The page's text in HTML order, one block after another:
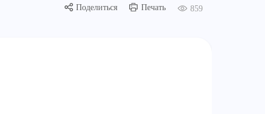
Поделиться Печать 859